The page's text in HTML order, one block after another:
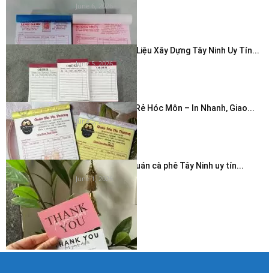
June 6, 2026
In Hóa Đơn Vật Liệu Xây Dựng Tây Ninh Uy Tín...
June 5, 2026
In Hóa Đơn Giá Rẻ Hóc Môn – In Nhanh, Giao...
June 5, 2026
In thẻ cảm ơn quán cà phê Tây Ninh uy tín...
June 1, 2026